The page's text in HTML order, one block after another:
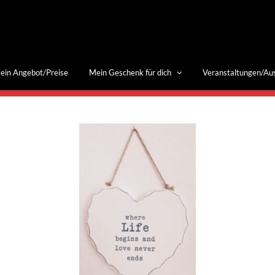
Angebot/Preise Mein Geschenk für dich Veranstaltungen/